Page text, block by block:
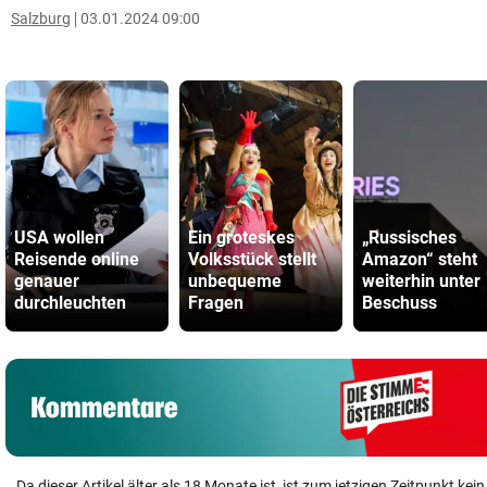
Salzburg 03.01.2024 09:00
USA wollen
Reisende online
genauer
durchleuchten
Ein groteskes
Volksstück stellt
unbequeme
Fragen
„Russisches
Amazon“ steht
weiterhin unter
Beschuss